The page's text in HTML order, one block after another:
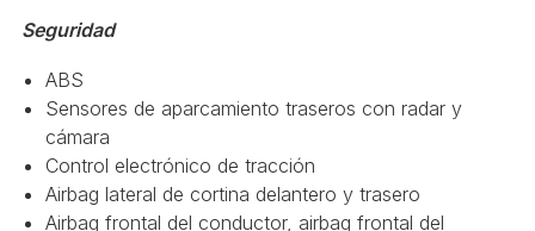
Seguridad
ABS
Sensores de aparcamiento traseros con radar y
cámara
Control electrónico de tracción
Airbag lateral de cortina delantero y trasero
Airbag frontal del conductor, airbag frontal del